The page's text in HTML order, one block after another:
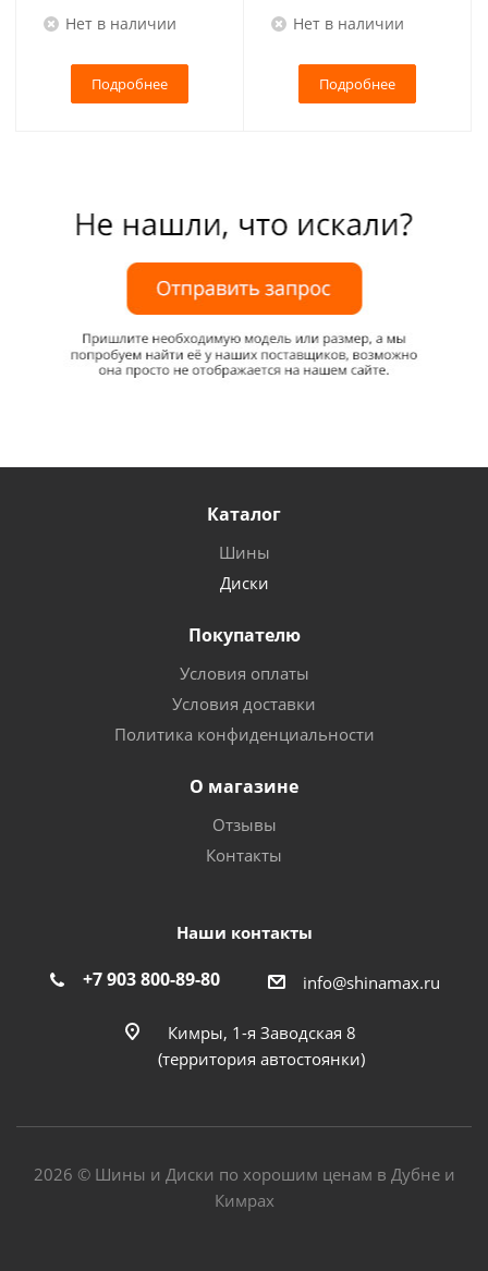
Нет в наличии
Подробнее
Нет в наличии
Подробнее
Каталог
Шины
Диски
Покупателю
Условия оплаты
Условия доставки
Политика конфиденциальности
О магазине
Отзывы
Контакты
Наши контакты
+7 903 800-89-80 info@shinamax.ru
Кимры, 1-я Заводская 8
(территория автостоянки)
2026 © Шины и Диски по хорошим ценам в Дубне и
Кимрах